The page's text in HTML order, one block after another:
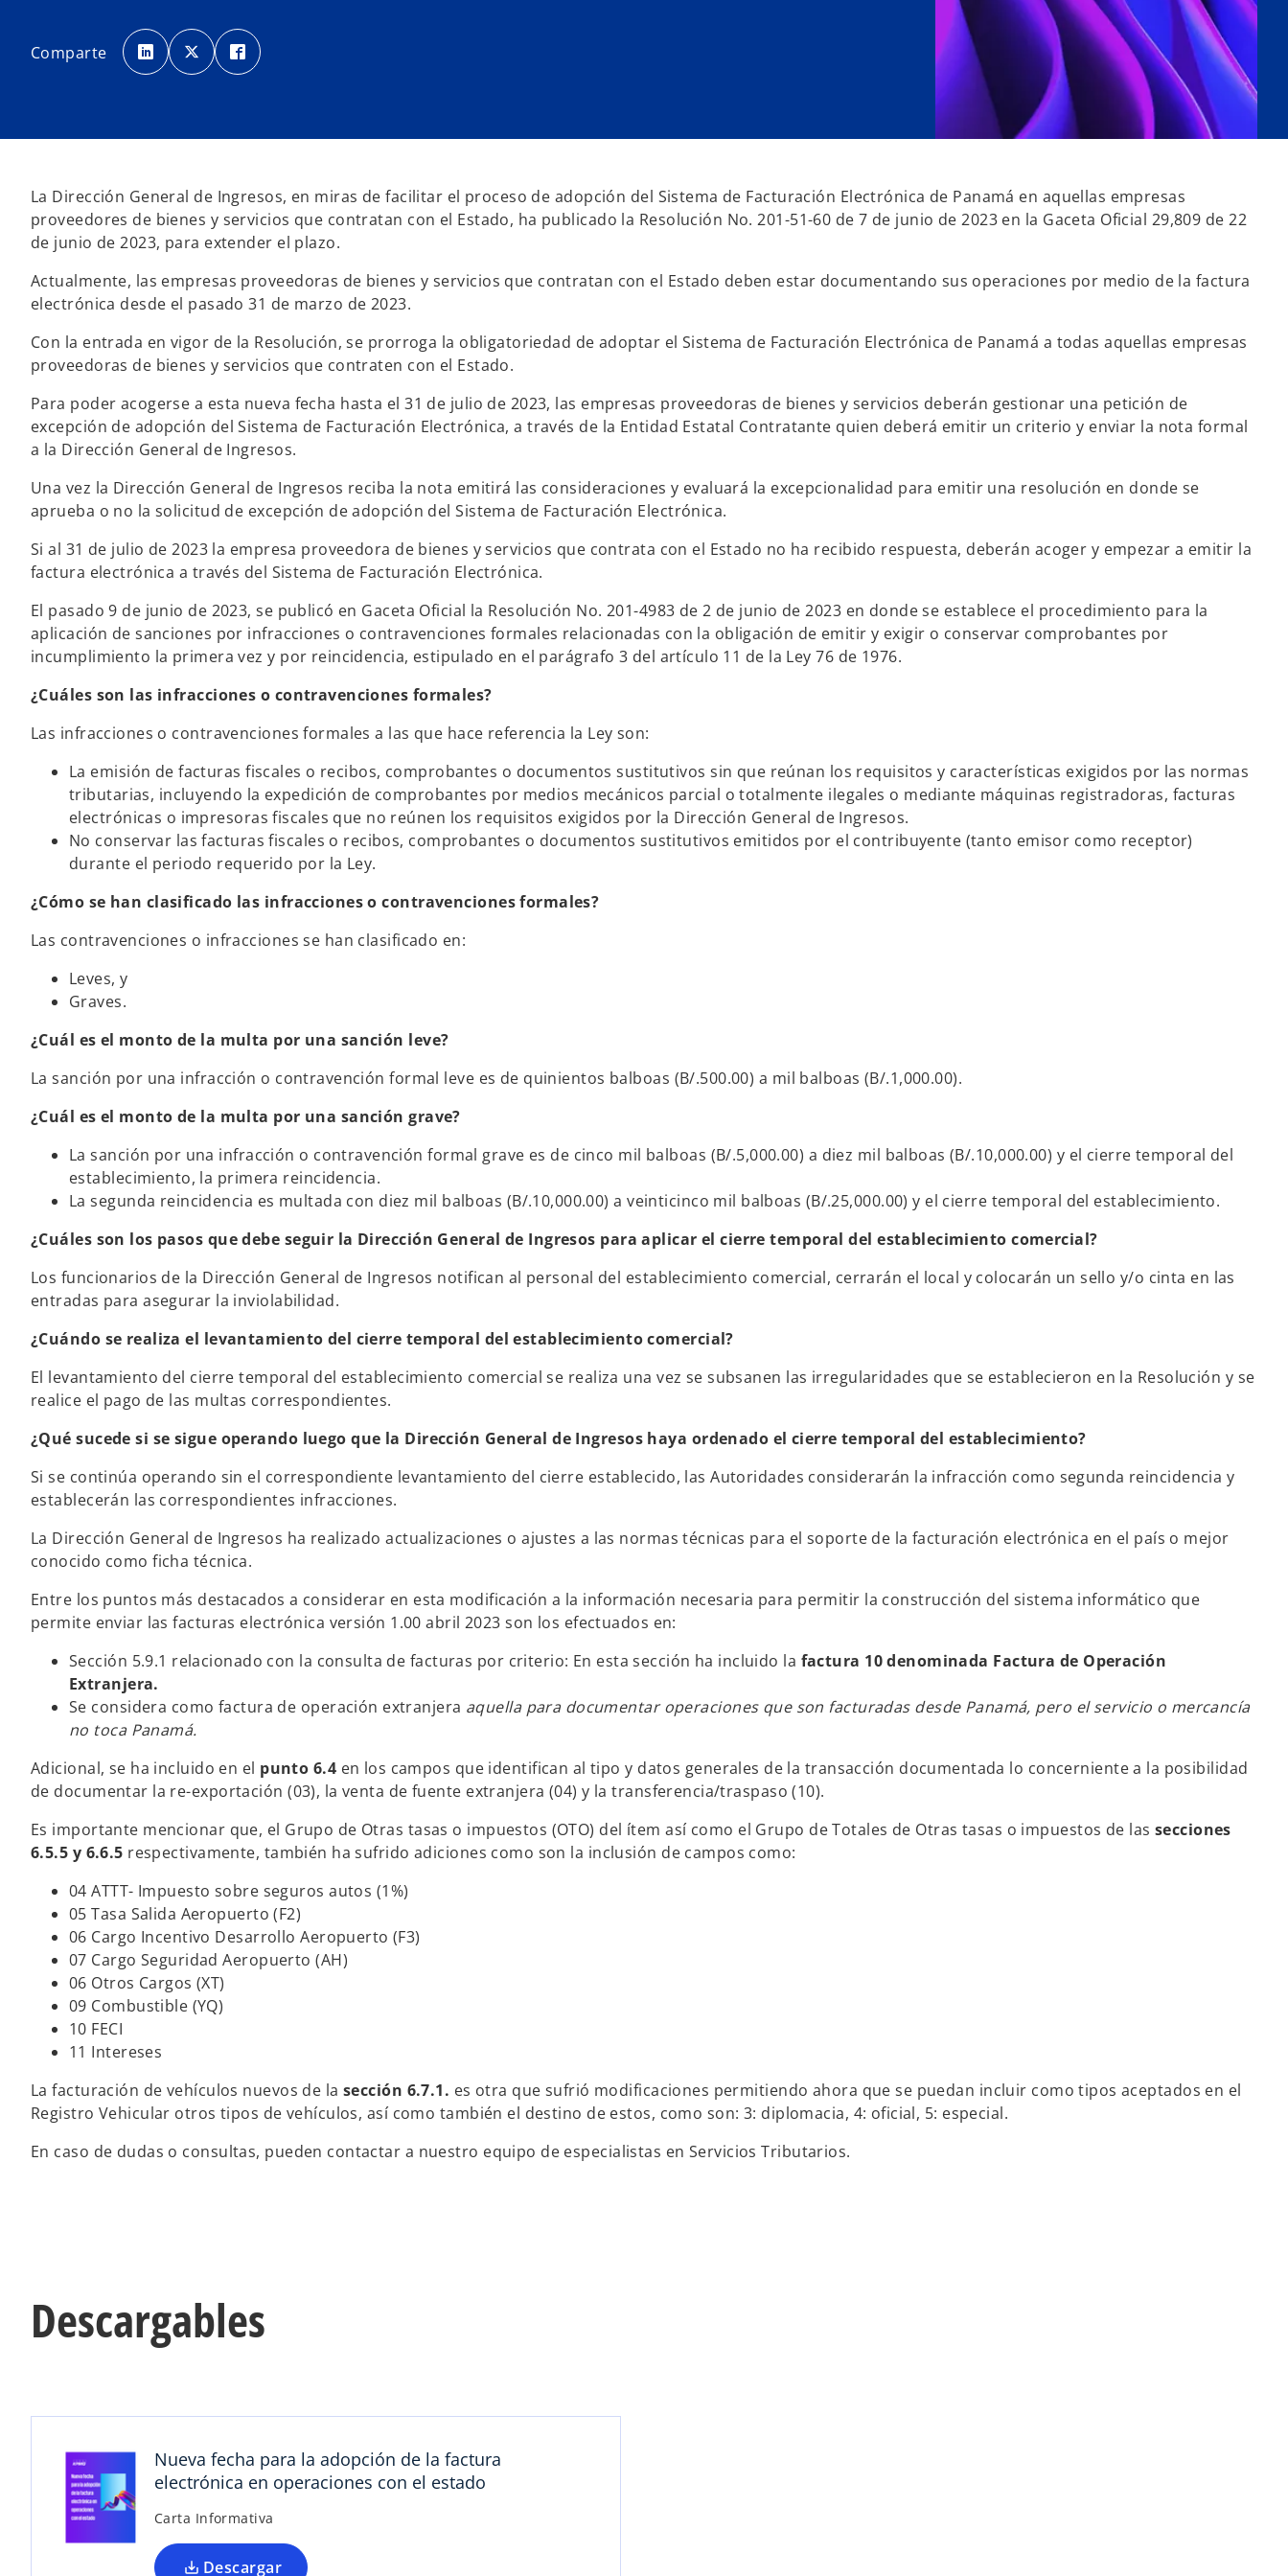
Comparte e
a
b
n
t
a
ñ
a
n
u
v
a
e
a
b
n
a
ñ
a
n
u
v
a
e
a
n
t
a
ñ
a
n
u
v
a
La Dirección General de Ingresos, en miras de facilitar el proceso de adopción del Sistema de Facturación Electrónica de Panamá en aquellas empresas
proveedores de bienes y servicios que contratan con el Estado, ha publicado la Resolución No. 201-51-60 de 7 de junio de 2023 en la Gaceta Oficial 29,809 de 22
de junio de 2023, para extender el plazo.
Actualmente, las empresas proveedoras de bienes y servicios que contratan con el Estado deben estar documentando sus operaciones por medio de la factura
electrónica desde el pasado 31 de marzo de 2023.
Con la entrada en vigor de la Resolución, se prorroga la obligatoriedad de adoptar el Sistema de Facturación Electrónica de Panamá a todas aquellas empresas
proveedoras de bienes y servicios que contraten con el Estado.
Para poder acogerse a esta nueva fecha hasta el 31 de julio de 2023, las empresas proveedoras de bienes y servicios deberán gestionar una petición de
excepción de adopción del Sistema de Facturación Electrónica, a través de la Entidad Estatal Contratante quien deberá emitir un criterio y enviar la nota formal
a la Dirección General de Ingresos.
Una vez la Dirección General de Ingresos reciba la nota emitirá las consideraciones y evaluará la excepcionalidad para emitir una resolución en donde se
aprueba o no la solicitud de excepción de adopción del Sistema de Facturación Electrónica.
Si al 31 de julio de 2023 la empresa proveedora de bienes y servicios que contrata con el Estado no ha recibido respuesta, deberán acoger y empezar a emitir la
factura electrónica a través del Sistema de Facturación Electrónica.
El pasado 9 de junio de 2023, se publicó en Gaceta Oficial la Resolución No. 201-4983 de 2 de junio de 2023 en donde se establece el procedimiento para la
aplicación de sanciones por infracciones o contravenciones formales relacionadas con la obligación de emitir y exigir o conservar comprobantes por
incumplimiento la primera vez y por reincidencia, estipulado en el parágrafo 3 del artículo 11 de la Ley 76 de 1976.
¿Cuáles son las infracciones o contravenciones formales?
Las infracciones o contravenciones formales a las que hace referencia la Ley son:
La emisión de facturas fiscales o recibos, comprobantes o documentos sustitutivos sin que reúnan los requisitos y características exigidos por las normas
tributarias, incluyendo la expedición de comprobantes por medios mecánicos parcial o totalmente ilegales o mediante máquinas registradoras, facturas
electrónicas o impresoras fiscales que no reúnen los requisitos exigidos por la Dirección General de Ingresos.
No conservar las facturas fiscales o recibos, comprobantes o documentos sustitutivos emitidos por el contribuyente (tanto emisor como receptor)
durante el periodo requerido por la Ley.
¿Cómo se han clasificado las infracciones o contravenciones formales?
Las contravenciones o infracciones se han clasificado en:
Leves, y
Graves.
¿Cuál es el monto de la multa por una sanción leve?
La sanción por una infracción o contravención formal leve es de quinientos balboas (B/.500.00) a mil balboas (B/.1,000.00).
¿Cuál es el monto de la multa por una sanción grave?
La sanción por una infracción o contravención formal grave es de cinco mil balboas (B/.5,000.00) a diez mil balboas (B/.10,000.00) y el cierre temporal del
establecimiento, la primera reincidencia.
La segunda reincidencia es multada con diez mil balboas (B/.10,000.00) a veinticinco mil balboas (B/.25,000.00) y el cierre temporal del establecimiento.
¿Cuáles son los pasos que debe seguir la Dirección General de Ingresos para aplicar el cierre temporal del establecimiento comercial?
Los funcionarios de la Dirección General de Ingresos notifican al personal del establecimiento comercial, cerrarán el local y colocarán un sello y/o cinta en las
entradas para asegurar la inviolabilidad.
¿Cuándo se realiza el levantamiento del cierre temporal del establecimiento comercial?
El levantamiento del cierre temporal del establecimiento comercial se realiza una vez se subsanen las irregularidades que se establecieron en la Resolución y se
realice el pago de las multas correspondientes.
¿Qué sucede si se sigue operando luego que la Dirección General de Ingresos haya ordenado el cierre temporal del establecimiento?
Si se continúa operando sin el correspondiente levantamiento del cierre establecido, las Autoridades considerarán la infracción como segunda reincidencia y
establecerán las correspondientes infracciones.
La Dirección General de Ingresos ha realizado actualizaciones o ajustes a las normas técnicas para el soporte de la facturación electrónica en el país o mejor
conocido como ficha técnica.
Entre los puntos más destacados a considerar en esta modificación a la información necesaria para permitir la construcción del sistema informático que
permite enviar las facturas electrónica versión 1.00 abril 2023 son los efectuados en:
Sección 5.9.1 relacionado con la consulta de facturas por criterio: En esta sección ha incluido la factura 10 denominada Factura de Operación
Extranjera.
Se considera como factura de operación extranjera aquella para documentar operaciones que son facturadas desde Panamá, pero el servicio o mercancía
no toca Panamá.
Adicional, se ha incluido en el punto 6.4 en los campos que identifican al tipo y datos generales de la transacción documentada lo concerniente a la posibilidad
de documentar la re-exportación (03), la venta de fuente extranjera (04) y la transferencia/traspaso (10).
Es importante mencionar que, el Grupo de Otras tasas o impuestos (OTO) del ítem así como el Grupo de Totales de Otras tasas o impuestos de las secciones
6.5.5 y 6.6.5 respectivamente, también ha sufrido adiciones como son la inclusión de campos como:
04 ATTT- Impuesto sobre seguros autos (1%)
05 Tasa Salida Aeropuerto (F2)
06 Cargo Incentivo Desarrollo Aeropuerto (F3)
07 Cargo Seguridad Aeropuerto (AH)
06 Otros Cargos (XT)
09 Combustible (YQ)
10 FECI
11 Intereses
La facturación de vehículos nuevos de lasección 6.7.1. es otra que sufrió modificaciones permitiendo ahora que se puedan incluir como tipos aceptados en el
Registro Vehicular otros tipos de vehículos, así como también el destino de estos, como son: 3: diplomacia, 4: oficial, 5: especial.
En caso de dudas o consultas, pueden contactar a nuestro equipo de especialistas en Servicios Tributarios.
Descargables
Nueva fecha para la adopción de la factura
electrónica en operaciones con el estado
Carta Informativa
Descargar
e
e
n
u